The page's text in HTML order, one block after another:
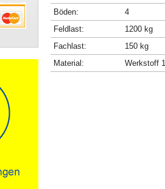
Böden:
4
Feldlast:
1200 kg
Fachlast:
150 kg
Material:
Werkstoff